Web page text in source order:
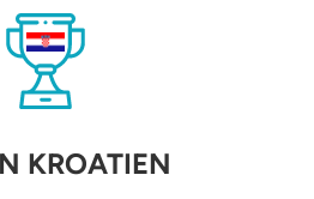
KROATIEN